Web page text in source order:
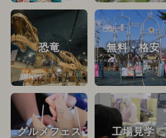
恐竜 無料・格安
グルメフェス 工場見学